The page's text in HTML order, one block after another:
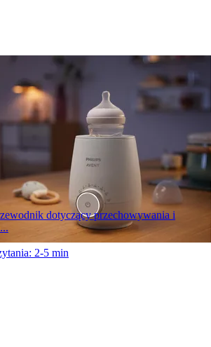
dotyczący przechowywania i
2-5 min